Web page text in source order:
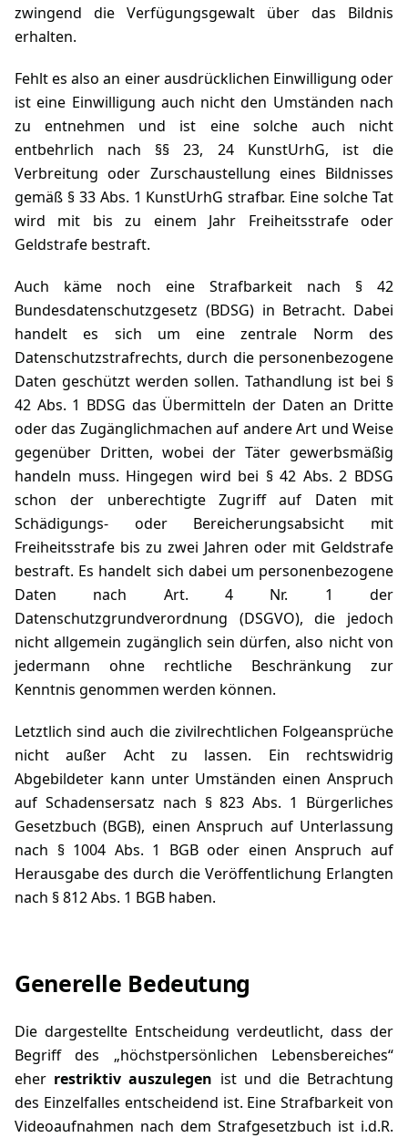
zwingend die Verfügungsgewalt über das Bildnis
erhalten.
Fehlt es also an einer ausdrücklichen Einwilligung oder
ist eine Einwilligung auch nicht den Umständen nach
zu entnehmen und ist eine solche auch nicht
entbehrlich nach §§ 23, 24 KunstUrhG, ist die
Verbreitung oder Zurschaustellung eines Bildnisses
gemäß § 33 Abs. 1 KunstUrhG strafbar. Eine solche Tat
wird mit bis zu einem Jahr Freiheitsstrafe oder
Geldstrafe bestraft.
Auch käme noch eine Strafbarkeit nach § 42
Bundesdatenschutzgesetz (BDSG)in Betracht. Dabei
handelt es sich um eine zentrale Norm des
Datenschutzstrafrechts, durch die personenbezogene
Daten geschützt werden sollen. Tathandlung ist bei §
42 Abs. 1 BDSG das Übermitteln der Daten an Dritte
oder das Zugänglichmachen auf andere Art und Weise
gegenüber Dritten, wobei der Täter gewerbsmäßig
handeln muss. Hingegen wird bei § 42 Abs. 2 BDSG
schon der unberechtigte Zugriff auf Daten mit
Schädigungs- oder Bereicherungsabsicht mit
Freiheitsstrafe bis zu zwei Jahren oder mit Geldstrafe
bestraft. Es handelt sich dabei um personenbezogene
Daten nach Art. 4 Nr. 1 der
Datenschutzgrundverordnung (DSGVO), die jedoch
nicht allgemein zugänglich sein dürfen, also nicht von
jedermann ohne rechtliche Beschränkung zur
Kenntnis genommen werden können.
Letztlich sind auch die zivilrechtlichen Folgeansprüche
nicht außer Acht zu lassen. Ein rechtswidrig
Abgebildeter kann unter Umständen einen Anspruch
auf Schadensersatz nach § 823 Abs. 1 Bürgerliches
Gesetzbuch (BGB), einen Anspruch auf Unterlassung
nach § 1004 Abs. 1 BGBoder einen Anspruch auf
Herausgabe des durch die Veröffentlichung Erlangten
nach § 812 Abs. 1 BGB haben.
Generelle Bedeutung
Die dargestellte Entscheidung verdeutlicht, dass der
Begriff des „höchstpersönlichen Lebensbereiches“
eher restriktiv auszulegen ist und die Betrachtung
des Einzelfalles entscheidend ist. Eine Strafbarkeit von
Videoaufnahmen nach dem Strafgesetzbuch ist i.d.R.